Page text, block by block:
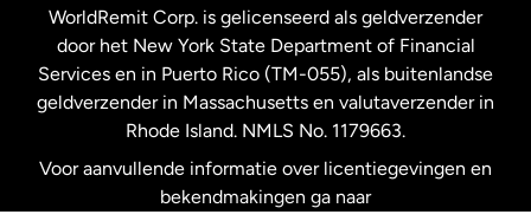
Verenigde Staten Español
Zweden
WorldRemit Corp. is gelicenseerd als geldverzender
door het New York State Department of Financial
Services en in Puerto Rico (TM-055), als buitenlandse
geldverzender in Massachusetts en valutaverzender in
Rhode Island. NMLS No. 1179663.
Voor aanvullende informatie over licentiegevingen en
bekendmakingen ga naar